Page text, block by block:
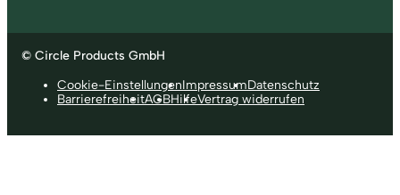
© Circle Products GmbH
Cookie-EinstellungenImpressumDatenschutz
BarrierefreiheitAGBHilfeVertrag widerrufen